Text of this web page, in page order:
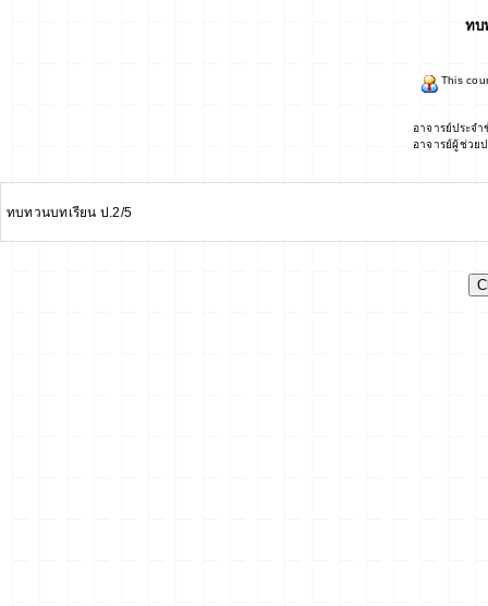
ทบ
This
อาจารย์ประจ
อาจารย์ผู้ช่วย
ทบทวนบทเรียน ป.2/5